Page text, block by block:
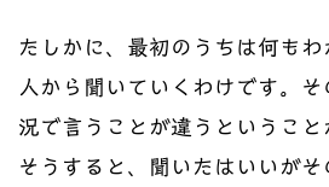
たしかに、最初のうちは何も
人から聞いていくわけです。
況で言うことが違うということ
そうすると、聞いたはいいがそ